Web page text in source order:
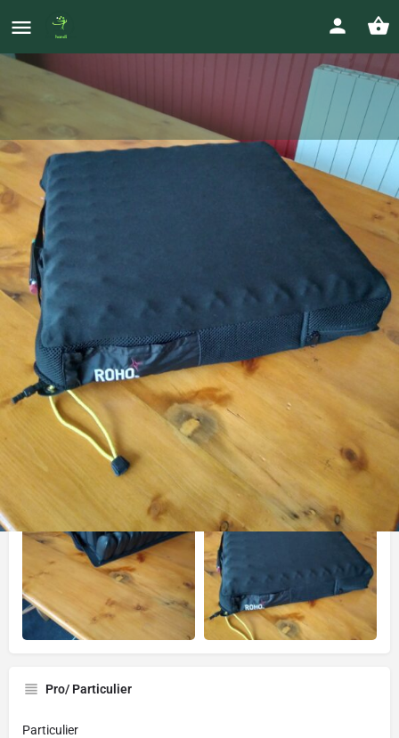
COUSSIN anti-escarres pour
fauteuil roulant
250€
philippe.verdonck@free.fr
Votre annonce
Appeler Envoyer un message Envoyer un
Pro/ Particulier
Particulier